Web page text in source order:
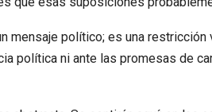
mensaje político; es una restricción
política ni ante las promesas de